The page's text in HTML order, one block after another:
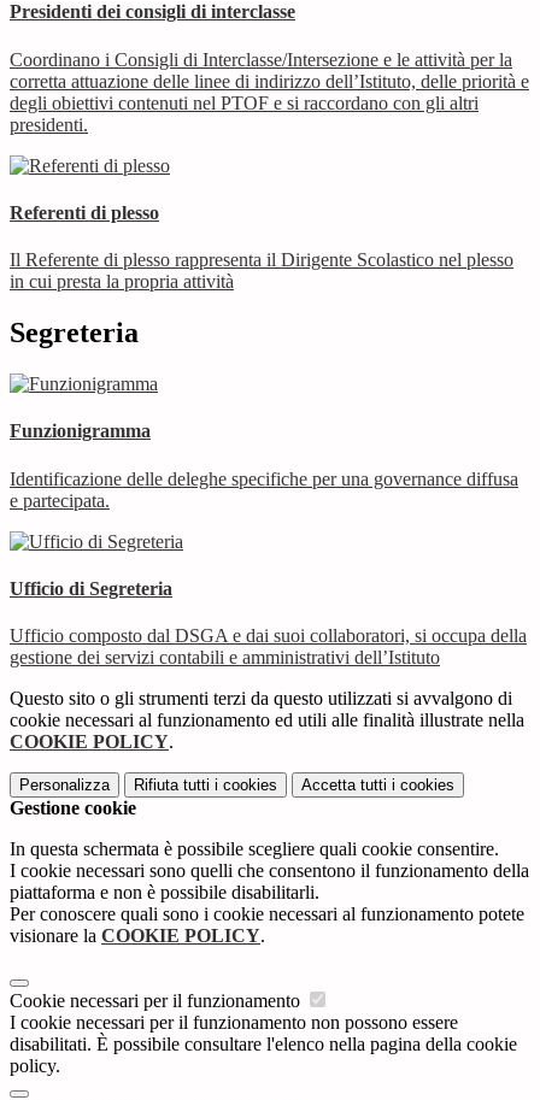
Presidenti dei consigli di interclasse
Coordinano i Consigli di Interclasse/Intersezione e le attività per la
corretta attuazione delle linee di indirizzo dell’Istituto, delle priorità e
degli obiettivi contenuti nel PTOF e si raccordano con gli altri
presidenti.
Referenti di plesso
Il Referente di plesso rappresenta il Dirigente Scolastico nel plesso
in cui presta la propria attività
Segreteria
Funzionigramma
Identificazione delle deleghe specifiche per una governance diffusa
e partecipata.
Ufficio di Segreteria
Ufficio composto dal DSGA e dai suoi collaboratori, si occupa della
gestione dei servizi contabili e amministrativi dell’Istituto
Questo sito o gli strumenti terzi da questo utilizzati si avvalgono di
cookie necessari al funzionamento ed utili alle finalità illustrate nella
COOKIE POLICY.
Personalizza Rifiuta tutti i cookies Accetta tutti i cookies
Gestione cookie
In questa schermata è possibile scegliere quali cookie consentire.
I cookie necessari sono quelli che consentono il funzionamento della
piattaforma e non è possibile disabilitarli.
Per conoscere quali sono i cookie necessari al funzionamento potete
visionare la COOKIE POLICY.
Cookie necessari per il funzionamento
I cookie necessari per il funzionamento non possono essere
disabilitati. È possibile consultare l'elenco nella pagina della cookie
policy.